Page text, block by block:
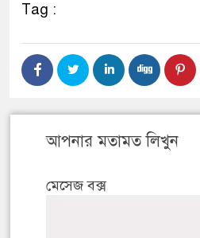
Tag :
আপনার মতামত লিখুন
মেসেজ বক্স